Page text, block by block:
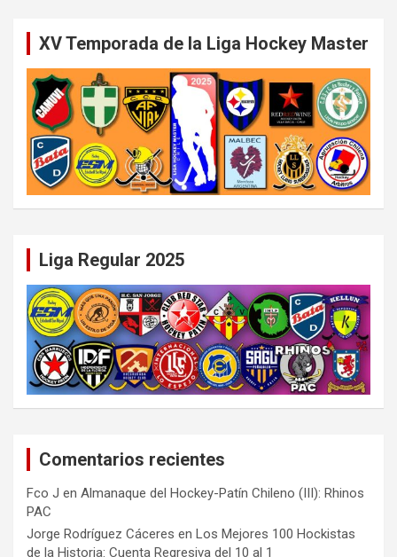
XV Temporada de la Liga Hockey Master
Liga Regular 2025
Comentarios recientes
Fco J en Almanaque del Hockey-Patín Chileno (III): Rhinos
PAC
Jorge Rodríguez Cáceres en Los Mejores 100 Hockistas
de la Historia: Cuenta Regresiva del 10 al 1